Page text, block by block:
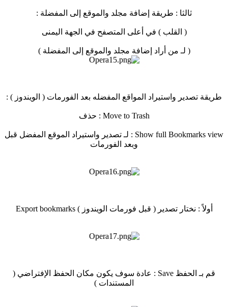
ثالثا : طريقة إضافة مجلد والموقع إلى المفضلة :
( القلب ) في أعلى المتصفح في الجهة اليمنى
( لـ من أراد إضافة مجلد والموقع إلى المفضلة )
طريقة تصدير واستيراد المواقع المفضله بعد الفورمات ( الويندوز ) :
Move to Trash : حذف
Show full Bookmarks view : لـ تصدير واستيراد الموقع المفضل قبل
وبعد الفورمات
أولاً : نختار تصدير ( قبل فورمات الويندوز ) Export bookmarks
قم بـ الحفظ Save : عادة سوف يكون مكان الحفظ الإفتراضي (
المستندات )